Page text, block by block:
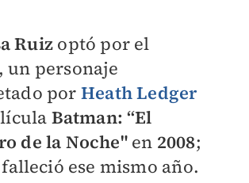
Ruiz optó por el
un personaje
por Heath Ledger
Batman: “El
de la Noche"en 2008;
ese mismo año.